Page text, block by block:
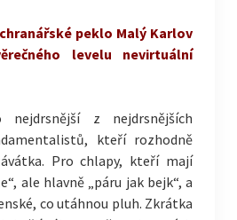
peklo Malý Karlov
levelu nevirtuální
nejdrsnější z nejdrsnějších
kteří rozhodně
Pro chlapy, kteří mají
ale hlavně „páru jak bejk“, a
co utáhnou pluh. Zkrátka